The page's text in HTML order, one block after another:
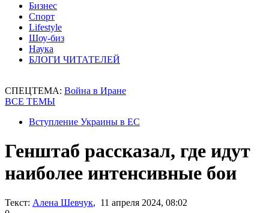
Бизнес
Спорт
Lifestyle
Шоу-биз
Наука
БЛОГИ ЧИТАТЕЛЕЙ
СПЕЦТЕМА: Война в Иране
ВСЕ ТЕМЫ
Вступление Украины в ЕС
Генштаб рассказал, где идут
наиболее интенсивные бои
Текст: Алена Шевчук, 11 апреля 2024, 08:02